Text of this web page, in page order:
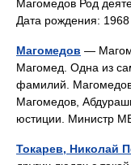
Магомедов Род
Дата рождения:
Магомедов —
Магомед. Одна из
фамилий.
Магомедов,
юстиции. Министр
Токарев, Николай